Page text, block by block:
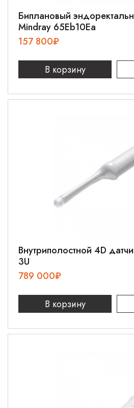
Биплановый
Mindray 65Eb10Ea
157 800₽
В корзину
Внутриполостной 4D
3U
789 000₽
В корзину